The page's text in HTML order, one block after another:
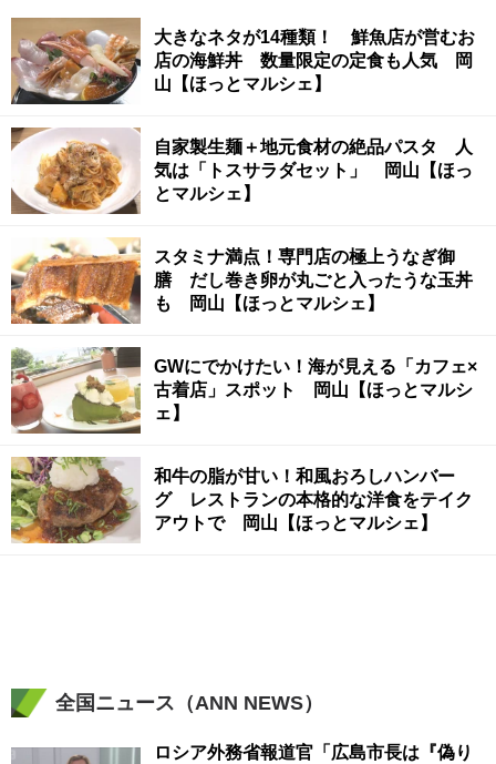
大きなネタが14種類！ 鮮魚店が営むお
店の海鮮丼 数量限定の定食も人気 岡
山【ほっとマルシェ】
自家製生麺＋地元食材の絶品パスタ 人
気は「トスサラダセット」 岡山【ほっ
とマルシェ】
スタミナ満点！専門店の極上うなぎ御
膳 だし巻き卵が丸ごと入ったうな玉丼
も 岡山【ほっとマルシェ】
GWにでかけたい！海が見える「カフェ×
古着店」スポット 岡山【ほっとマルシ
ェ】
和牛の脂が甘い！和風おろしハンバー
グ レストランの本格的な洋食をテイク
アウトで 岡山【ほっとマルシェ】
全国ニュース（ANN NEWS）
ロシア外務省報道官「広島市長は『偽り